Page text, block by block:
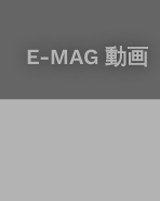
E-MAG 動画